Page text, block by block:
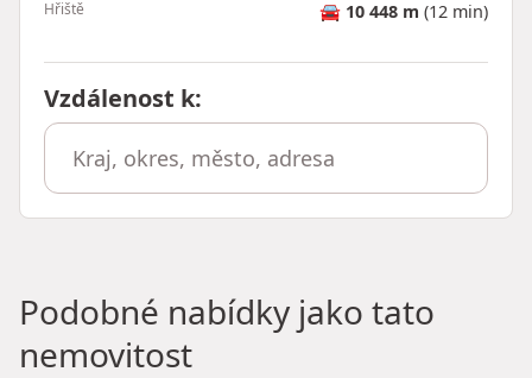
Hřiště 🚘 10 448 m (12 min)
Vzdálenost k:
Podobné nabídky jako tato
nemovitost